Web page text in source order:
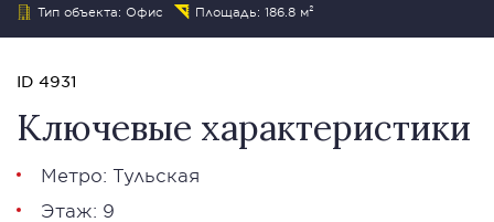
Тип объекта: Офис Площадь: 186.8 м²
ID 4931
Ключевые характеристики
Метро: Тульская
Этаж: 9